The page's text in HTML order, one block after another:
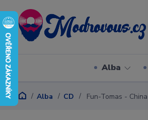
Alba
Alba CD Fun-Tomas - China